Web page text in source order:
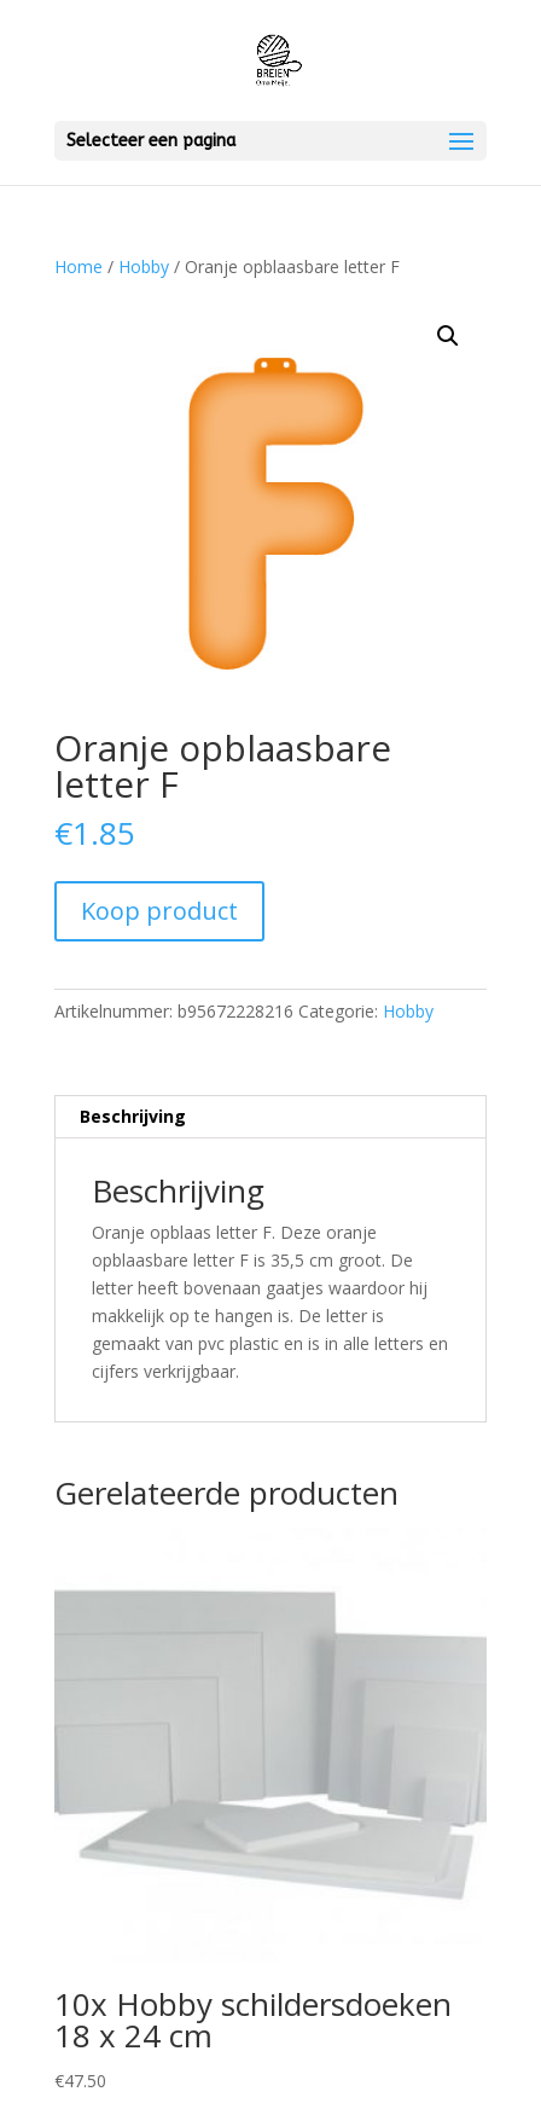
Selecteer een pagina
Home / Hobby/ Oranje opblaasbare letter F
Oranje opblaasbare
letter F
€1.85
Koop product
Artikelnummer: b95672228216 Categorie: Hobby
Beschrijving
Beschrijving
Oranje opblaas letter F. Deze oranje
opblaasbare letter F is 35,5 cm groot. De
letter heeft bovenaan gaatjes waardoor hij
makkelijk op te hangen is. De letter is
gemaakt van pvc plastic en is in alle letters en
cijfers verkrijgbaar.
Gerelateerde producten
10x Hobby schildersdoeken
18 x 24 cm
€47.50